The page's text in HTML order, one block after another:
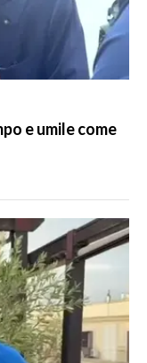
e umile come